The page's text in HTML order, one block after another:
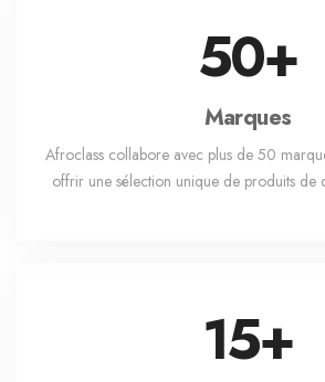
Marques
50+
Afroclass collabore avec plus de 50
offrir une sélection unique de produits de
15+